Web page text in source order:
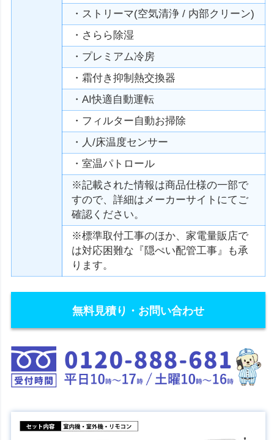
・ストリーマ(空気清浄 / 内部クリーン)
・さらら除湿
・プレミアム冷房
・霜付き抑制熱交換器
・AI快適自動運転
・フィルター自動お掃除
・人/床温度センサー
・室温パトロール
※記載された情報は商品仕様の一部で
すので、詳細はメーカーサイトにてご
確認ください。
※標準取付工事のほか、家電量販店で
は対応困難な『隠ぺい配管工事』も承
ります。
無料見積り・お問い合わせ